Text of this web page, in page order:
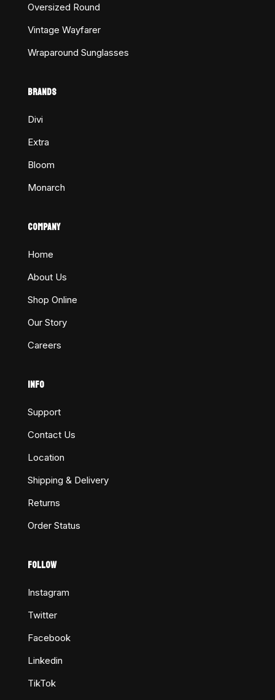
Oversized Round
Vintage Wayfarer
Wraparound Sunglasses
BRANDS
Divi
Extra
Bloom
Monarch
COMPANY
Home
About Us
Shop Online
Our Story
Careers
INFO
Support
Contact Us
Location
Shipping & Delivery
Returns
Order Status
FOLLOW
Instagram
Twitter
Facebook
Linkedin
TikTok